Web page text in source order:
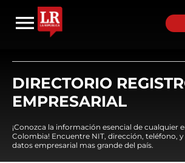
DIRECTORIO
EMPRESARIAL
¡Conozca la información esencial de cualquier
Colombia! Encuentre NIT, dirección, teléfono, y
datos empresarial mas grande del país.